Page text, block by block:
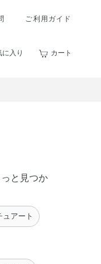
ご利用ガイド
に入り カート
と見つか
ュアート